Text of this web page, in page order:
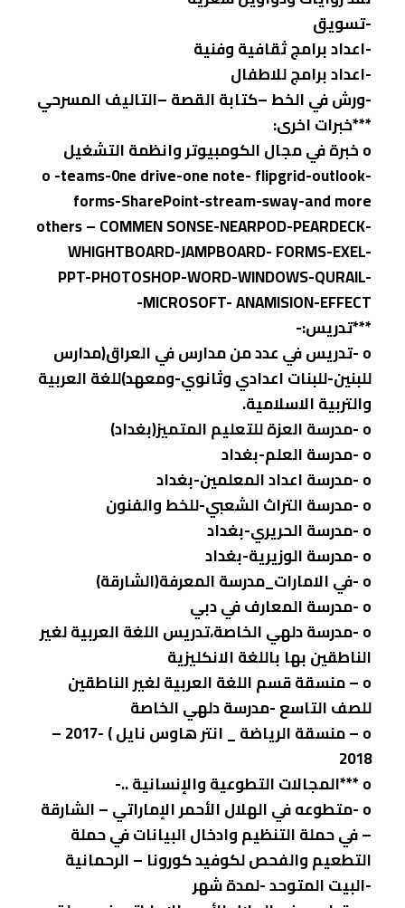
-تسويق
-اعداد برامج ثقافية وفنية
-اعداد برامج للاطفال
-ورش في الخط –كتابة القصة –التاليف المسرحي
***خبرات اخرى:
o خبرة في مجال الكومبيوتر وانظمة التشغيل
o -teams-0ne drive-one note- flipgrid-outlook-
forms-SharePoint-stream-sway-and more
others – COMMEN SONSE-NEARPOD-PEARDECK-
WHIGHTBOARD-JAMPBOARD- FORMS-EXEL-
PPT-PHOTOSHOP-WORD-WINDOWS-QURAIL-
MICROSOFT- ANAMISION-EFFECT-
***تدريس:-
o -تدريس في عدد من مدارس في العراق(مدارس
للبنين-للبنات اعدادي وثانوي-ومعهد)للغة العربية
والتربية الاسلامية.
o -مدرسة العزة للتعليم المتميز(بغداد)
o -مدرسة العلم-بغداد
o -مدرسة اعداد المعلمين-بغداد
o -مدرسة التراث الشعبي-للخط والفنون
o -مدرسة الحريري-بغداد
o -مدرسة الوزيرية-بغداد
o -في الامارات_مدرسة المعرفة(الشارقة)
o -مدرسة المعارف في دبي
o -مدرسة دلهي الخاصة،تدريس اللغة العربية لغير
الناطقين بها باللغة الانكليزية
o – منسقة قسم اللغة العربية لغير الناطقين
للصف التاسع -مدرسة دلهي الخاصة
o – منسقة الرياضة _ انتر هاوس نايل ) -2017 –
2018
o ***المجالات التطوعية والإنسانية ..-
o -متطوعه في الهلال الأحمر الإماراتي – الشارقة
– في حملة التنظيم وادخال البيانات في حملة
التطعيم والفحص لكوفيد كورونا – الرحمانية
-البيت المتوحد -لمدة شهر